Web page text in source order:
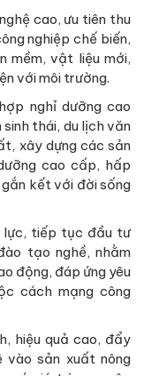
cao, ưu tiên thu
nghiệp chế biến,
mềm, vật liệu mới,
với môi trường.
nghỉ dưỡng cao
thái, du lịch văn
xây dựng các sản
cao cấp, hấp
kết với đời sống
lực, tiếp tục đầu tư
tạo nghề, nhằm
động, đáp ứng yêu
cách mạng công
hiệu quả cao, đẩy
vào sản xuất nông